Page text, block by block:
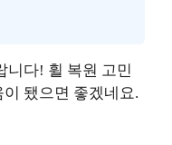
니다! 휠 복원 고민
됐으면 좋겠네요.